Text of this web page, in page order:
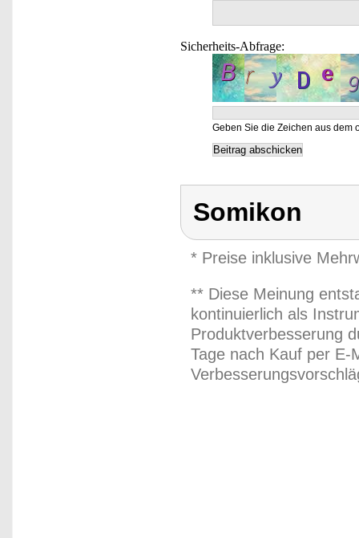
Sicherheits-Abfrage:
Geben Sie die Zeichen aus dem
Somikon
* Preise inklusive
** Diese Meinung
kontinuierlich als
Produktverbesserung
Tage nach Kauf per E-